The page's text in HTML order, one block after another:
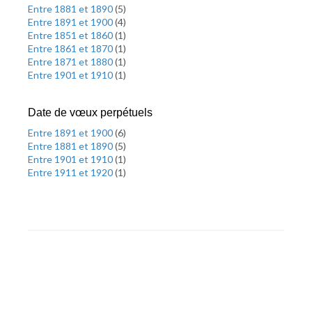
Entre 1881 et 1890(5)
Entre 1891 et 1900(4)
Entre 1851 et 1860(1)
Entre 1861 et 1870(1)
Entre 1871 et 1880(1)
Entre 1901 et 1910(1)
Date de vœux perpétuels
Entre 1891 et 1900(6)
Entre 1881 et 1890(5)
Entre 1901 et 1910(1)
Entre 1911 et 1920(1)